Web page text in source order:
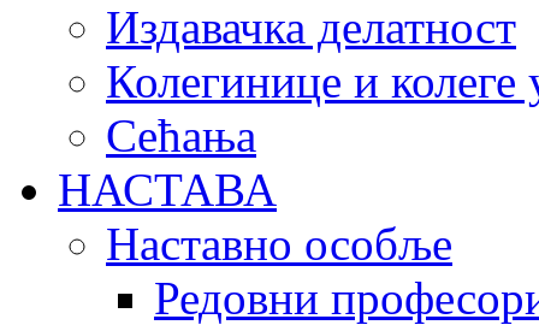
Издавачка делатност
Колегинице и колеге
Сећања
НАСТАВА
Наставно особље
Редовни